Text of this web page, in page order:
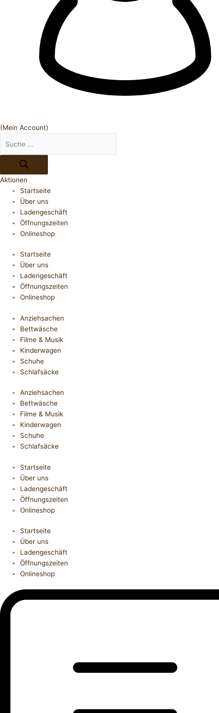
(Mein Account)
Aktionen
Startseite
Über uns
Ladengeschäft
Öffnungszeiten
Onlineshop
Startseite
Über uns
Ladengeschäft
Öffnungszeiten
Onlineshop
Anziehsachen
Bettwäsche
Filme & Musik
Kinderwagen
Schuhe
Schlafsäcke
Anziehsachen
Bettwäsche
Filme & Musik
Kinderwagen
Schuhe
Schlafsäcke
Startseite
Über uns
Ladengeschäft
Öffnungszeiten
Onlineshop
Startseite
Über uns
Ladengeschäft
Öffnungszeiten
Onlineshop